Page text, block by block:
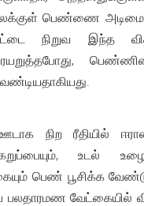
பெண்ணை
நிறுவ இந்த
நிற ரீதியில்
உடல்
பெண் பூசிக்க
வேட்கையில்